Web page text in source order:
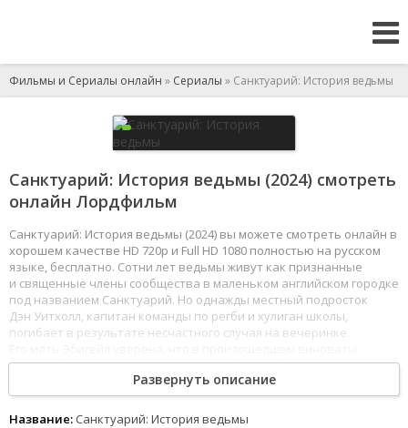
Фильмы и Сериалы онлайн » Сериалы » Санктуарий: История ведьмы
Санктуарий: История ведьмы (2024) смотреть
онлайн Лордфильм
Санктуарий: История ведьмы (2024) вы можете смотреть онлайн в
хорошем качестве HD 720p и Full HD 1080 полностью на русском
языке, бесплатно. Сотни лет ведьмы живут как признанные
и священные члены сообщества в маленьком английском городке
под названием Санктуарий. Но однажды местный подросток
Дэн Уитхолл, капитан команды по регби и хулиган школы,
погибает в результате несчастного случая на вечеринке.
ведьма Сара Фенн и ее дочь Харпер. Паранойя и подозрения
раскалывают некогда тесное сообщество городка, приводя
к ужасающим последствиям.
1 234 5 6 7 8
Развернуть описание
Название: Санктуарий: История ведьмы